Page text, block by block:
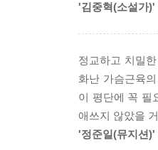
21세기 한국의
브로콜리 너마저
· 백현진 · 사비
《청춘의 사운
메이저 전반에
현재의 한국
무엇인지에 대
'김중혁(소설가)'
정교하고 치밀
화난 가슴근육
이 평단에 꼭 필
애쓰지 않았을
'정준일(뮤지션)'